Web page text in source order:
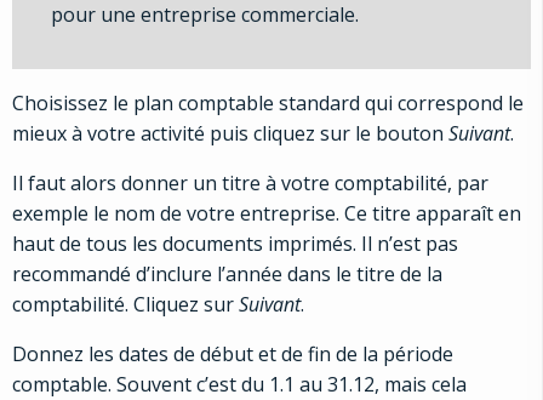
pour une entreprise commerciale.
Choisissez le plan comptable standard qui correspond le
mieux à votre activité puis cliquez sur le bouton Suivant.
Il faut alors donner un titre à votre comptabilité, par
exemple le nom de votre entreprise. Ce titre apparaît en
haut de tous les documents imprimés. Il n’est pas
recommandé d’inclure l’année dans le titre de la
comptabilité. Cliquez surSuivant.
Donnez les dates de début et de fin de la période
comptable. Souvent c’est du 1.1 au 31.12, mais cela